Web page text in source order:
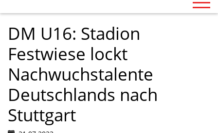
DM U16: Stadion
Festwiese lockt
Nachwuchstalente
Deutschlands nach
Stuttgart